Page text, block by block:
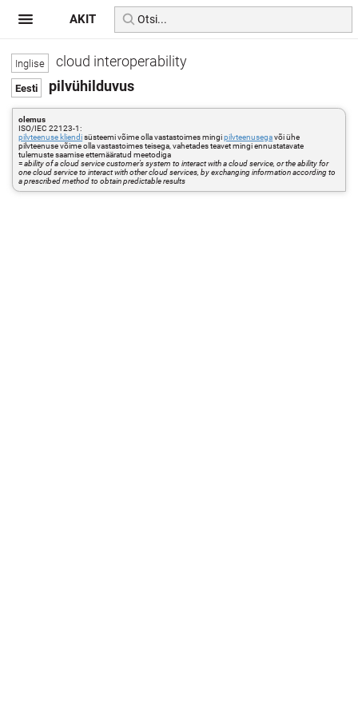
cloud interoperability
pilvühilduvus
olemus
ISO/IEC 22123-1:
pilvteenuse kliendisüsteemi võime olla vastastoimes mingipilvteenusegavõi ühe
pilvteenuse võime olla vastastoimes teisega, vahetades teavet mingi ennustatavate
tulemuste saamise ettemääratud meetodiga
=ability of a cloud service customer’s system to interact with a cloud service, or the ability for
one cloud service to interact with other cloud services, by exchanging information according to
a prescribed method to obtain predictable results
AKIT